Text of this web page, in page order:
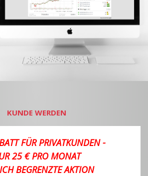
KUNDE WERDEN
FÜR PRIVATKUNDEN -
25 € PRO MONAT
BEGRENZTE AKTION